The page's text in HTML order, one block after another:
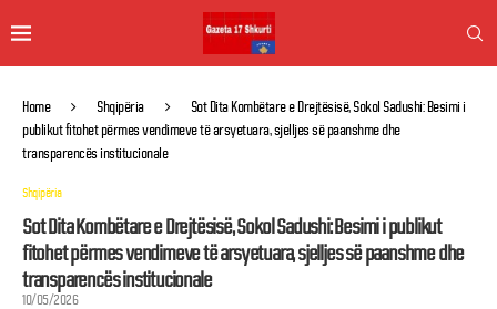
Home Shqipëria
Sot Dita Kombëtare e Drejtësisë, Sokol Sadushi: Besimi i
publikut fitohet përmes vendimeve të arsyetuara, sjelljes së paanshme dhe
transparencës institucionale
Shqipëria
Sot Dita Kombëtare e Drejtësisë, Sokol Sadushi: Besimi i publikut
fitohet përmes vendimeve të arsyetuara, sjelljes së paanshme dhe
transparencës institucionale
10/05/2026